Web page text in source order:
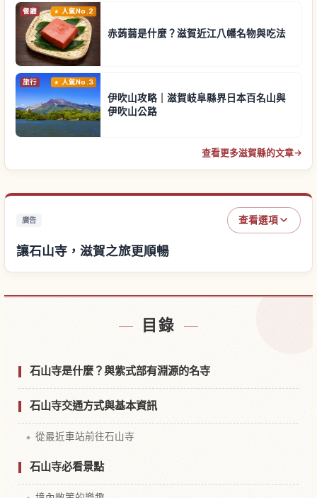
餐廳 人氣No.2
赤蒟蒻是什麼？滋賀近江八幡名物與吃法
旅行 人氣No.3
伊吹山攻略｜滋賀岐阜縣界日本百名山與
伊吹山公路
查看更多滋賀縣的文章→
廣告 查看選項
讓石山寺，滋賀之旅更順暢
目錄
石山寺是什麼？與紫式部有淵源的名寺
石山寺交通方式與基本資訊
從最近車站前往石山寺
石山寺必看景點